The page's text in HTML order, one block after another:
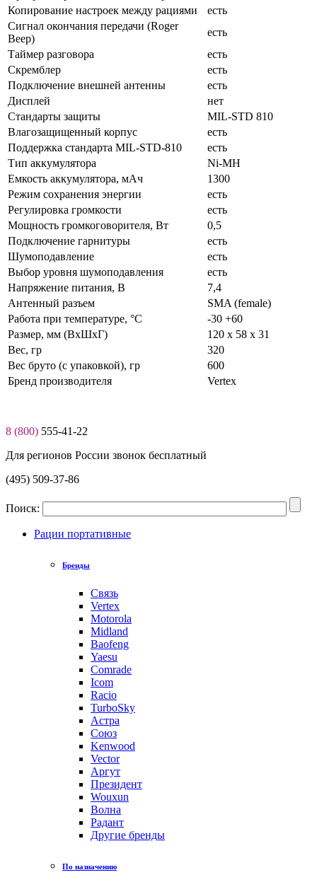
Копирование настроек между рациями
есть
Сигнал окончания передачи (Roger
Beep)
есть
Таймер разговора
есть
Скремблер
есть
Подключение внешней антенны
есть
Дисплей
нет
Стандарты защиты
MIL-STD 810
Влагозащищенный корпус
есть
Поддержка стандарта MIL-STD-810
есть
Тип аккумулятора
Ni-MH
Емкость аккумулятора, мАч
1300
Режим сохранения энергии
есть
Регулировка громкости
есть
Мощность громкоговорителя, Вт
0,5
Подключение гарнитуры
есть
Шумоподавление
есть
Выбор уровня шумоподавления
есть
Нaпряжение питaния, В
7,4
Антенный разъем
SMA (female)
Работа при температуре, °C
-30 +60
Размер, мм (ВхШхГ)
120 х 58 х 31
Вес, гр
320
Вес бруто (с упаковкой), гр
600
Бренд производителя
Vertex
8 (800) 555-41-22
Для регионов России звонок бесплатный
(495) 509-37-86
Поиск:
Рации портативные
Бренды
Связь
Vertex
Motorola
Midland
Baofeng
Yaesu
Comrade
Icom
Racio
TurboSky
Астра
Союз
Kenwood
Vector
Аргут
Президент
Wouxun
Волна
Радант
Другие бренды
По назначению